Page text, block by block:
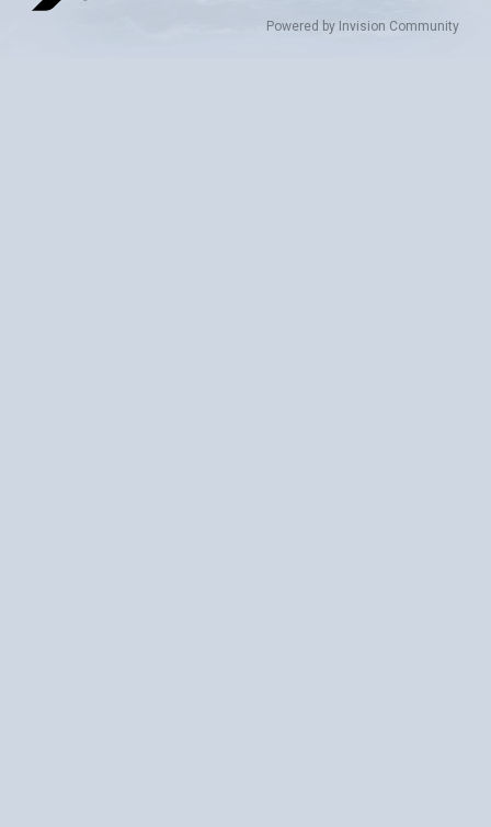
Powered by Invision Community